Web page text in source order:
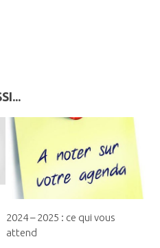
2024 – 2025 : ce qui vous
attend